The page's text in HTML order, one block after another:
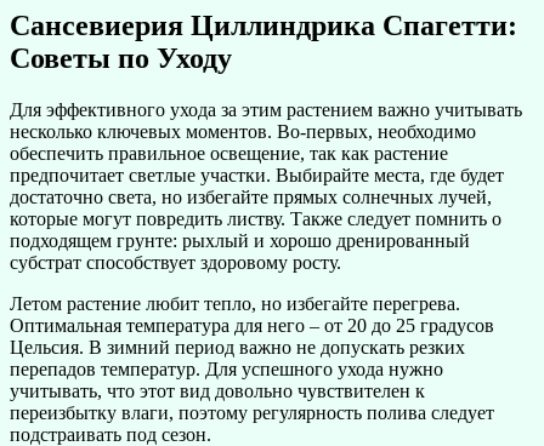
Сансевиерия Циллиндрика Спагетти:
Советы по Уходу
Для эффективного ухода за этим растением важно учитывать
несколько ключевых моментов. Во-первых, необходимо
обеспечить правильное освещение, так как растение
предпочитает светлые участки. Выбирайте места, где будет
достаточно света, но избегайте прямых солнечных лучей,
которые могут повредить листву. Также следует помнить о
подходящем грунте: рыхлый и хорошо дренированный
субстрат способствует здоровому росту.
Летом растение любит тепло, но избегайте перегрева.
Оптимальная температура для него – от 20 до 25 градусов
Цельсия. В зимний период важно не допускать резких
перепадов температур. Для успешного ухода нужно
учитывать, что этот вид довольно чувствителен к
переизбытку влаги, поэтому регулярность полива следует
подстраивать под сезон.